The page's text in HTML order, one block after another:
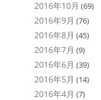
2016年10月 (69)
2016年9月 (76)
2016年8月 (45)
2016年7月 (9)
2016年6月 (39)
2016年5月 (14)
2016年4月 (7)